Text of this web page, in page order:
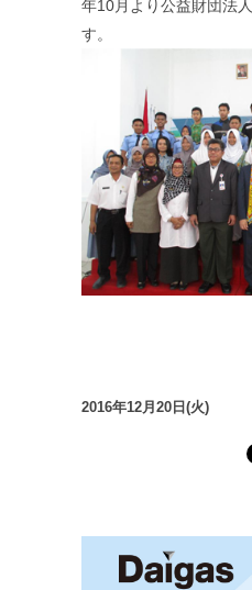
年10月より公益財団法
す。
2016年12月20日(火)